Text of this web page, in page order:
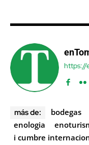
https://
más de: bodegas
enologia
i cumbre